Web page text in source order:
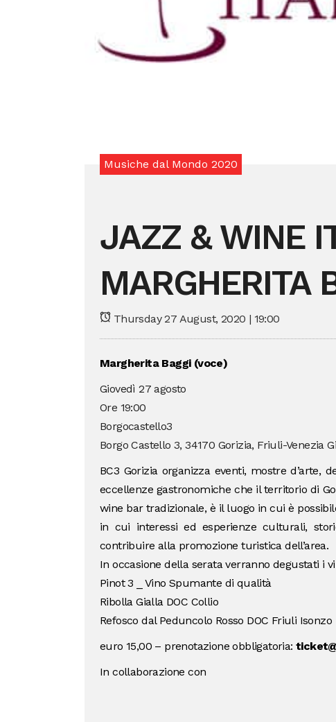
Musiche dal Mondo 2020
JAZZ & WINE
MARGHERITA
Thursday 27 August, 2020 | 19:00
Margherita Baggi (voce)
Giovedì 27 agosto
Ore 19:00
Borgocastello3
Borgo Castello 3, 34170 Gorizia, Friuli-Venezia
BC3 Gorizia organizza eventi, mostre d’arte,
eccellenze gastronomiche che il territorio di
wine bar tradizionale, è il luogo in cui è
in cui interessi ed esperienze culturali,
contribuire alla promozione turistica dell’area.
In occasione della serata verranno degustati i
Pinot 3 _ Vino Spumante di qualità
Ribolla Gialla DOC Collio
Refosco dal Peduncolo Rosso DOC Friuli Isonzo
euro 15,00 – prenotazione obbligatoria:
In collaborazione con